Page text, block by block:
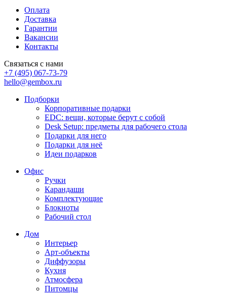
Оплата
Доставка
Гарантии
Вакансии
Контакты
Связаться с нами
+7 (495) 067-73-79
hello@gembox.ru
Подборки
Корпоративные подарки
EDC: вещи, которые берут с собой
Desk Setup: предметы для рабочего стола
Подарки для него
Подарки для неё
Идеи подарков
Офис
Ручки
Карандаши
Комплектующие
Блокноты
Рабочий стол
Дом
Интерьер
Арт-объекты
Диффузоры
Кухня
Атмосфера
Питомцы